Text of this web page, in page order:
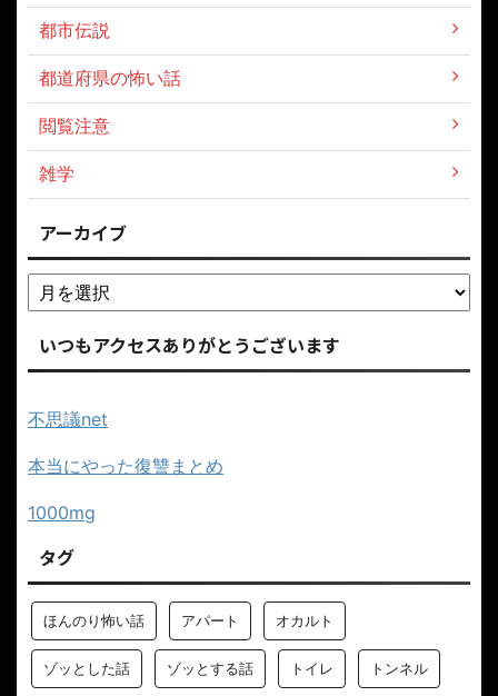
都市伝説
都道府県の怖い話
閲覧注意
雑学
アーカイブ
いつもアクセスありがとうございます
不思議net
本当にやった復讐まとめ
1000mg
タグ
ほんのり怖い話 アパート オカルト
ゾッとした話 ゾッとする話 トイレ トンネル